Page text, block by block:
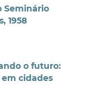
Seminário
1958
o futuro:
cidades